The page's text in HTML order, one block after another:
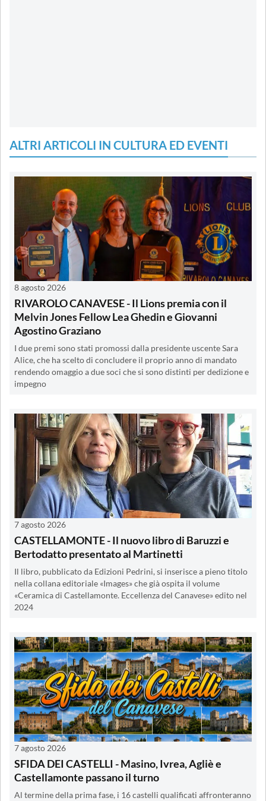
ALTRI ARTICOLI IN CULTURA ED EVENTI
8 agosto 2026
RIVAROLO CANAVESE - Il Lions premia con il
Melvin Jones Fellow Lea Ghedin e Giovanni
Agostino Graziano
I due premi sono stati promossi dalla presidente uscente Sara
Alice, che ha scelto di concludere il proprio anno di mandato
rendendo omaggio a due soci che si sono distinti per dedizione e
impegno
7 agosto 2026
CASTELLAMONTE - Il nuovo libro di Baruzzi e
Bertodatto presentato al Martinetti
Il libro, pubblicato da Edizioni Pedrini, si inserisce a pieno titolo
nella collana editoriale «Images» che già ospita il volume
«Ceramica di Castellamonte. Eccellenza del Canavese» edito nel
2024
7 agosto 2026
SFIDA DEI CASTELLI - Masino, Ivrea, Agliè e
Castellamonte passano il turno
Al termine della prima fase, i 16 castelli qualificati affronteranno